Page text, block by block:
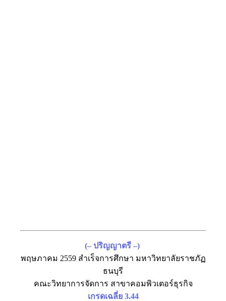
(– ปริญญาตรี –)
พฤษภาคม 2559 สำเร็จการศึกษา มหาวิทยาลัยราชภัฏ
ธนบุรี
คณะวิทยาการจัดการ สาขาคอมพิวเตอร์ธุรกิจ
เกรดเฉลี่ย 3.44